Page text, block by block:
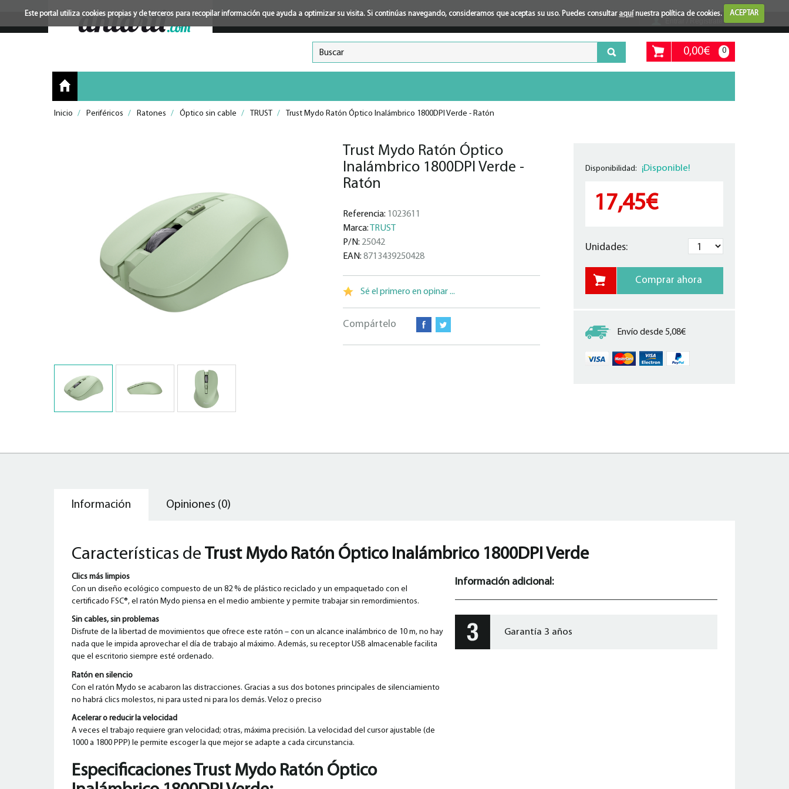
Este portal utiliza cookies propias y de terceros para recopilar información que ayuda a optimizar su visita. Si continúas navegando, consideramos que aceptas su uso. Puedes consultar aquínuestra política de cookies. ACEPTAR
0,00€ 0
Inicio / Periféricos / Ratones / Óptico sin cable / TRUST / Trust Mydo Ratón Óptico Inalámbrico 1800DPI Verde - Ratón
Trust Mydo Ratón Óptico
Inalámbrico 1800DPI Verde -
Ratón
Referencia: 1023611
Marca:
TRUST
P/N: 25042
EAN: 8713439250428
Sé el primero en opinar ...
Compártelo
Disponibilidad: ¡Disponible!
17,45€
Unidades:
Envío desde 5,08€
Información Opiniones (0)
Características de Trust Mydo Ratón Óptico Inalámbrico 1800DPI Verde
Clics más limpios
Con un diseño ecológico compuesto de un 82 % de plástico reciclado y un empaquetado con el
certificado FSC®, el ratón Mydo piensa en el medio ambiente y permite trabajar sin remordimientos.
Sin cables, sin problemas
Disfrute de la libertad de movimientos que ofrece este ratón – con un alcance inalámbrico de 10 m, no hay
nada que le impida aprovechar el día de trabajo al máximo. Además, su receptor USB almacenable facilita
que el escritorio siempre esté ordenado.
Ratón en silencio
Con el ratón Mydo se acabaron las distracciones. Gracias a sus dos botones principales de silenciamiento
no habrá clics molestos, ni para usted ni para los demás. Veloz o preciso
Acelerar o reducir la velocidad
A veces el trabajo requiere gran velocidad; otras, máxima precisión. La velocidad del cursor ajustable (de
1000 a 1800 PPP) le permite escoger la que mejor se adapte a cada circunstancia.
Especificaciones Trust Mydo Ratón Óptico
Información adicional:
Garantía 3 años